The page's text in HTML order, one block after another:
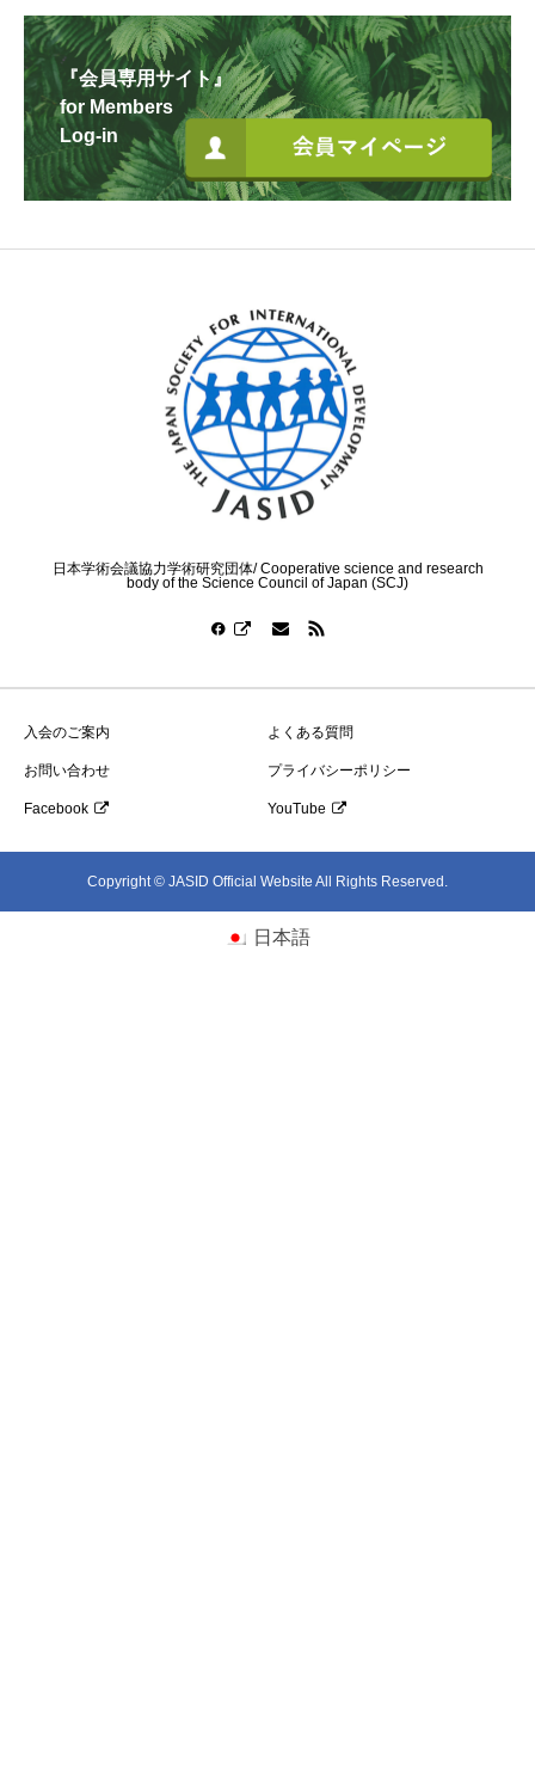
『会員専用サイト』
for Members
Log-in
日本学術会議協力学術研究団体/ Cooperative science and research
body of the Science Council of Japan (SCJ)
入会のご案内 よくある質問
お問い合わせ プライバシーポリシー
Facebook YouTube
Copyright © JASID Official Website All Rights Reserved.
日本語